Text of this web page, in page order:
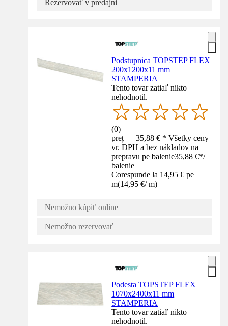
Rezervovať v predajni
Podstupnica TOPSTEP FLEX
200x1200x11 mm
STAMPERIA
Tento tovar zatiaľ nikto
nehodnotil.
(0)
preț — 35,88 € * Všetky ceny
vr. DPH a bez nákladov na
prepravu pe balenie35,88 €*/
balenie
Corespunde la 14,95 € pe
m(14,95 €/ m)
Nemožno kúpiť online
Nemožno rezervovať
Podesta TOPSTEP FLEX
1070x2400x11 mm
STAMPERIA
Tento tovar zatiaľ nikto
nehodnotil.